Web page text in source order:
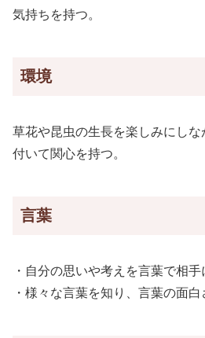
気持ちを持つ。
環境
草花や昆虫の生長を楽しみにし
付いて関心を持つ。
言葉
・自分の思いや考えを言葉で相手
・様々な言葉を知り、言葉の面白